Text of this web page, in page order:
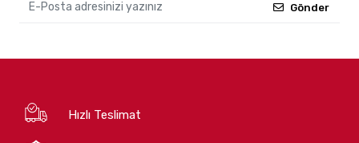
Gönder
Hızlı Teslimat